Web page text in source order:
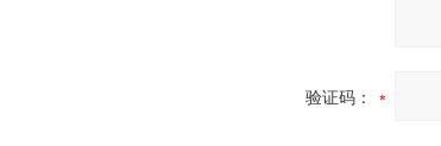
验证码：